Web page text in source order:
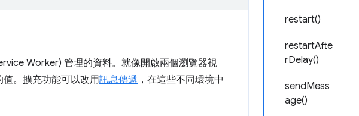
restart()
restartAfte
rDelay()
sendMess
age()
Worker) 管理的資料。就像開啟兩個瀏覽器視
。擴充功能可以改用訊息傳遞 ，在這些不同環境中